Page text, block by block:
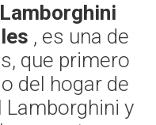
, es una de
que primero
del hogar de
Lamborghini y